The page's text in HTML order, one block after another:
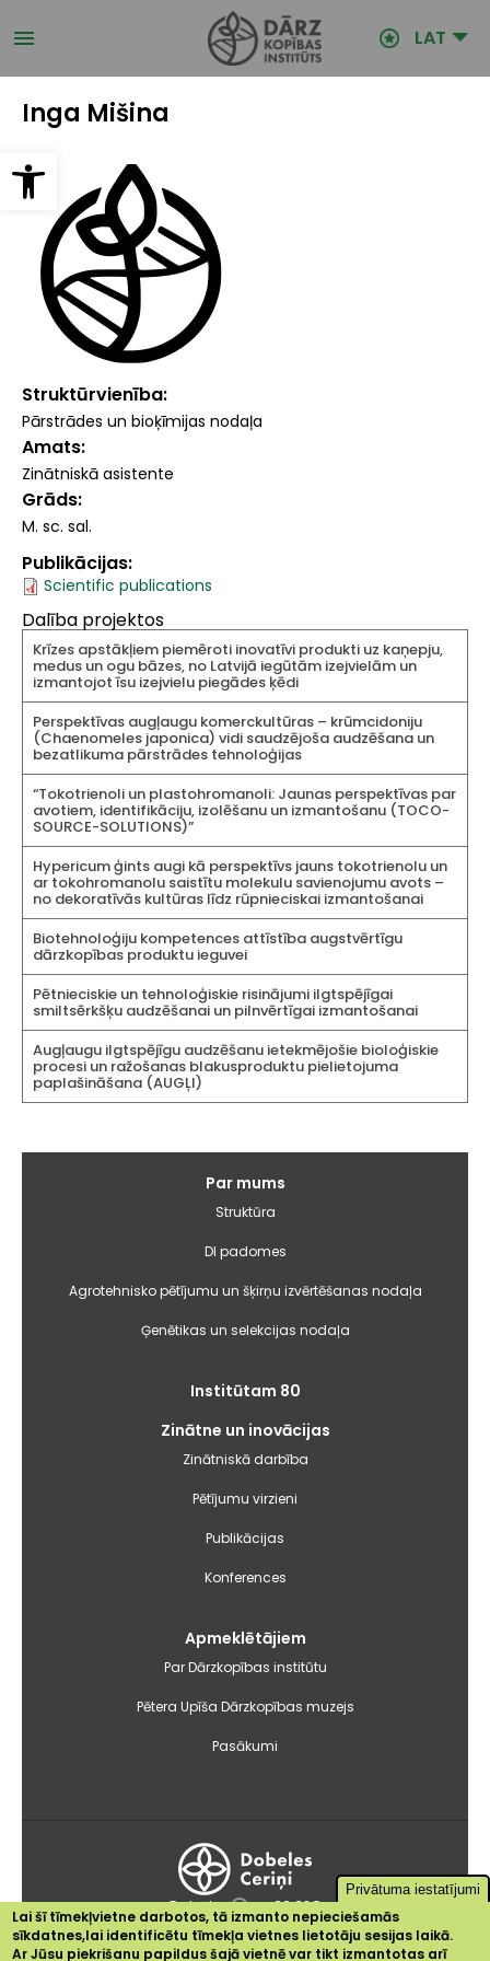
Open toolbar
uz
galveno LAT
Inga Mišina
Struktūrvienība
Pārstrādes un bioķīmijas nodaļa
Amats
Zinātniskā asistente
Grāds
M. sc. sal.
Publikācijas
Scientific publications
Dalība projektos
Krīzes apstākļiem piemēroti inovatīvi produkti uz kaņepju,
medus un ogu bāzes, no Latvijā iegūtām izejvielām un
izmantojot īsu izejvielu piegādes ķēdi
Perspektīvas augļaugu komerckultūras – krūmcidoniju
(Chaenomeles japonica) vidi saudzējoša audzēšana un
bezatlikuma pārstrādes tehnoloģijas
“Tokotrienoli un plastohromanoli: Jaunas perspektīvas par
avotiem, identifikāciju, izolēšanu un izmantošanu (TOCO-
SOURCE-SOLUTIONS)”
Hypericum ģints augi kā perspektīvs jauns tokotrienolu un
ar tokohromanolu saistītu molekulu savienojumu avots –
no dekoratīvās kultūras līdz rūpnieciskai izmantošanai
Biotehnoloģiju kompetences attīstība augstvērtīgu
dārzkopības produktu ieguvei
Pētnieciskie un tehnoloģiskie risinājumi ilgtspējīgai
smiltsērkšķu audzēšanai un pilnvērtīgai izmantošanai
Augļaugu ilgtspējīgu audzēšanu ietekmējošie bioloģiskie
procesi un ražošanas blakusproduktu pielietojuma
paplašināšana (AUGĻI)
Par mums
Struktūra
DI padomes
Agrotehnisko pētījumu un šķirņu izvērtēšanas nodaļa
Ģenētikas un selekcijas nodaļa
Institūtam 80
Zinātne un inovācijas
Zinātniskā darbība
Pētījumu virzieni
Publikācijas
Konferences
Apmeklētājiem
Par Dārzkopības institūtu
Pētera Upīša Dārzkopības muzejs
Pasākumi
Dobele
+20.2°C
2024 © Dārzkopības institūts
Privātuma iestatījumi
Lai šī tīmekļvietne darbotos, tā izmanto nepieciešamās
sīkdatnes,lai identificētu tīmekļa vietnes lietotāju sesijas laikā.
Ar Jūsu piekrišanu papildus šajā vietnē var tikt izmantotas arī